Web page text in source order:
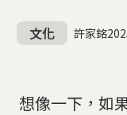
文化 許家銘
想像一下，如